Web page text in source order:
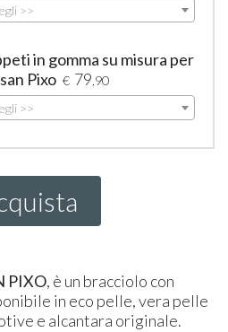
>>
in gomma su misura per
Pixo € 79 ,90
>>
PIXO, è un bracciolo con
in eco pelle, vera pelle
e alcantara originale.